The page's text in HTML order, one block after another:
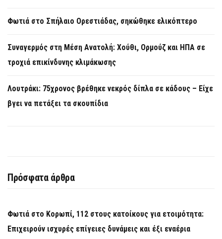
Φωτιά στο Σπήλαιο Ορεστιάδας, σηκώθηκε ελικόπτερο
Συναγερμός στη Μέση Ανατολή: Χούθι, Ορμούζ και ΗΠΑ σε
τροχιά επικίνδυνης κλιμάκωσης
Λουτράκι: 75χρονος βρέθηκε νεκρός δίπλα σε κάδους – Είχε
βγει να πετάξει τα σκουπίδια
Πρόσφατα άρθρα
Φωτιά στο Κορωπί, 112 στους κατοίκους για ετοιμότητα:
Επιχειρούν ισχυρές επίγειες δυνάμεις και έξι εναέρια